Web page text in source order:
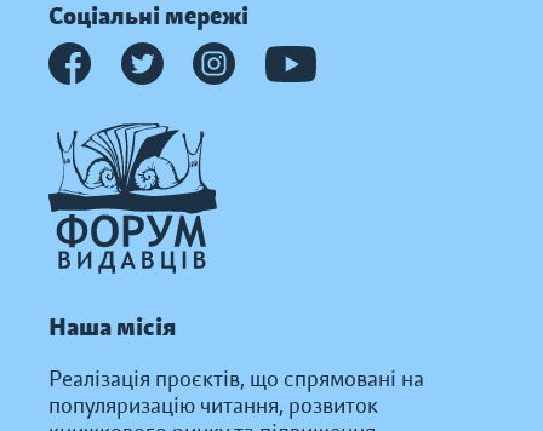
Соціальні мережі
Наша місія
Реалізація проєктів, що спрямовані на
популяризацію читання, розвиток